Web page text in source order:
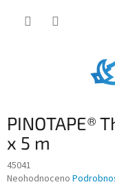
PINOTAPE®
x 5 m
45041
Průměrné
Neohodnoceno